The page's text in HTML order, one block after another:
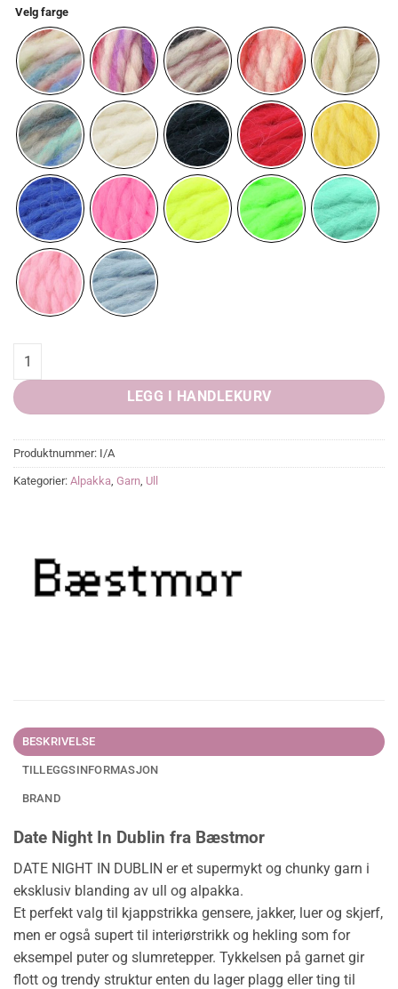
Velg farge
Date Night In Dublin quantity
LEGG I HANDLEKURV
Produktnummer: I/A
Kategorier: Alpakka, Garn, Ull
BESKRIVELSE
TILLEGGSINFORMASJON
BRAND
Date Night In Dublin fra Bæstmor
DATE NIGHT IN DUBLIN er et supermykt og chunky garn i
eksklusiv blanding av ull og alpakka.
Et perfekt valg til kjappstrikka gensere, jakker, luer og skjerf,
men er også supert til interiørstrikk og hekling som for
eksempel puter og slumretepper. Tykkelsen på garnet gir
flott og trendy struktur enten du lager plagg eller ting til